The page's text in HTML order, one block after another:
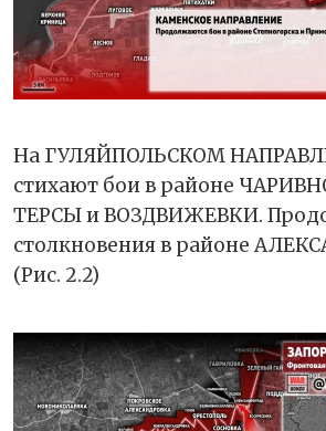
На ГУЛЯЙПОЛЬСКОМ
стихают бои в районе
ТЕРСЫ и ВОЗДВИЖЕВКИ.
столкновения в районе
(Рис. 2.2)